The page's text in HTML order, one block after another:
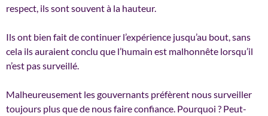
respect, ils sont souvent à la hauteur.
Ils ont bien fait de continuer l’expérience jusqu’au bout, sans
cela ils auraient conclu que l’humain est malhonnête lorsqu’il
n’est pas surveillé.
Malheureusement les gouvernants préfèrent nous surveiller
toujours plus que de nous faire confiance. Pourquoi ? Peut-